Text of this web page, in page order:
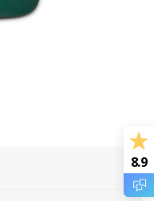
8.9